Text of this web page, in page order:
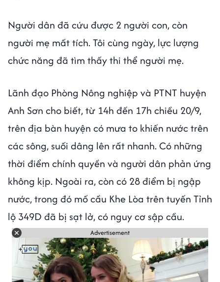
Người dân đã cứu được 2 người con, còn
người mẹ mất tích. Tôi cùng ngày, lực lượng
chức năng đã tìm thấy thi thể người mẹ.
Lãnh đạo Phòng Nông nghiệp và PTNT huyện
Anh Sơn cho biết, từ 14h đến 17h chiều 20/9,
trên địa bàn huyện có mưa to khiến nước trên
các sông, suối dâng lên rất nhanh. Có những
thời điểm chính quyền và người dân phản ứng
không kịp. Ngoài ra, còn có 28 điểm bị ngập
nước, trong đó mố cầu Khe Lòa trên tuyến Tỉnh
lộ 349D đã bị sạt lở, có nguy cơ sập cầu.
Advertisement